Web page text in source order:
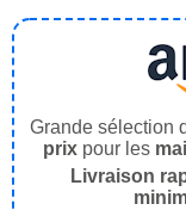
Grande sélection
prix pour les
Livraison